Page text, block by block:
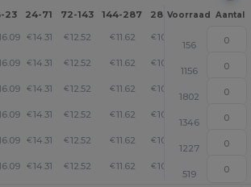
23 24-71 72-143 144-287 288 + Meer
Voorraad Aantal
€14.31 € 12.52 €11.62 €10.73 +
156
€14.31 € 12.52 €11.62 €10.73 +
1156
€14.31 € 12.52 €11.62 €10.73 +
1802
€14.31 € 12.52 €11.62 €10.73 +
1346
€14.31 € 12.52 €11.62 €10.73 +
1227
€14.31 € 12.52 €11.62 €10.73 +
519